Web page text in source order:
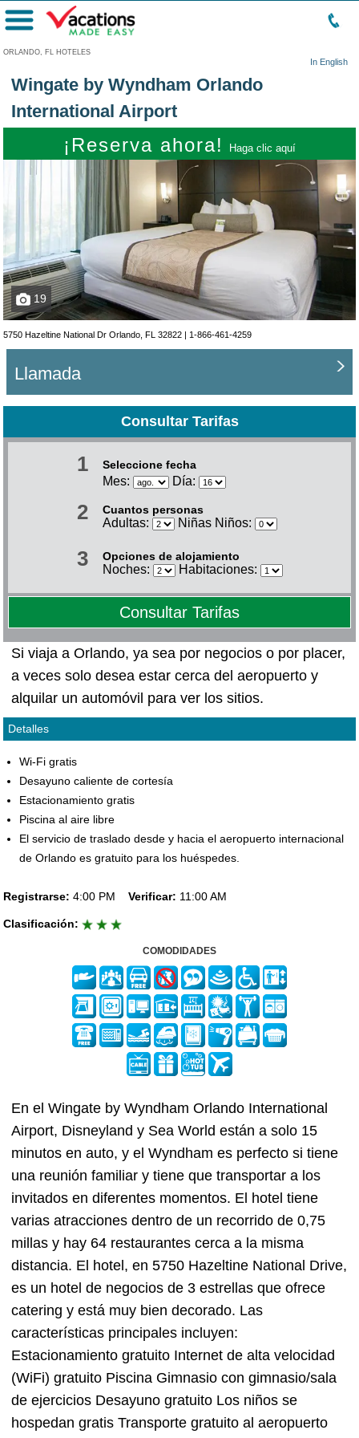
ORLANDO, FL HOTELES
In English
Menú
Wingate by Wyndham Orlando
International Airport
¡Reserva ahora! Haga clic aquí
19
5750 Hazeltine National Dr Orlando, FL 32822 | 1-866-461-4259
Llamada
Consultar Tarifas
1 Seleccione fecha
Mes: Día:
2 Cuantos personas
Adultas: Niñas Niños:
3 Opciones de alojamiento
Noches: Habitaciones:
Consultar Tarifas
Si viaja a Orlando, ya sea por negocios o por placer,
a veces solo desea estar cerca del aeropuerto y
alquilar un automóvil para ver los sitios.
Detalles
Wi-Fi gratis
Desayuno caliente de cortesía
Estacionamiento gratis
Piscina al aire libre
El servicio de traslado desde y hacia el aeropuerto internacional
de Orlando es gratuito para los huéspedes.
Registrarse: 4:00 PM Verificar: 11:00 AM
Clasificación:
COMODIDADES
En el Wingate by Wyndham Orlando International
Airport, Disneyland y Sea World están a solo 15
minutos en auto, y el Wyndham es perfecto si tiene
una reunión familiar y tiene que transportar a los
invitados en diferentes momentos. El hotel tiene
varias atracciones dentro de un recorrido de 0,75
millas y hay 64 restaurantes cerca a la misma
distancia. El hotel, en 5750 Hazeltine National Drive,
es un hotel de negocios de 3 estrellas que ofrece
catering y está muy bien decorado. Las
características principales incluyen:
Estacionamiento gratuito Internet de alta velocidad
(WiFi) gratuito Piscina Gimnasio con gimnasio/sala
de ejercicios Desayuno gratuito Los niños se
hospedan gratis Transporte gratuito al aeropuerto